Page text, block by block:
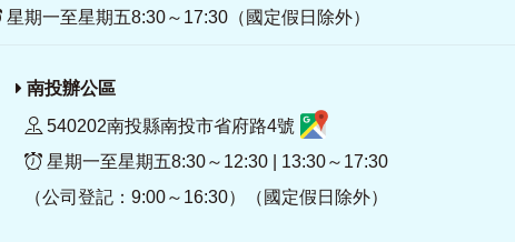
星期一至星期五8:30～17:30（國定假日除外）
南投辦公區
540202南投縣南投市省府路4號
星期一至星期五8:30～12:30 | 13:30～17:30
（公司登記：9:00～16:30）（國定假日除外）